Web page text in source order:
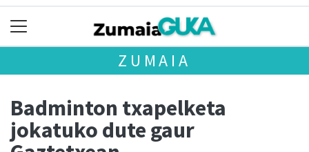
ZUMAIA
Badminton txapelketa
jokatuko dute gaur